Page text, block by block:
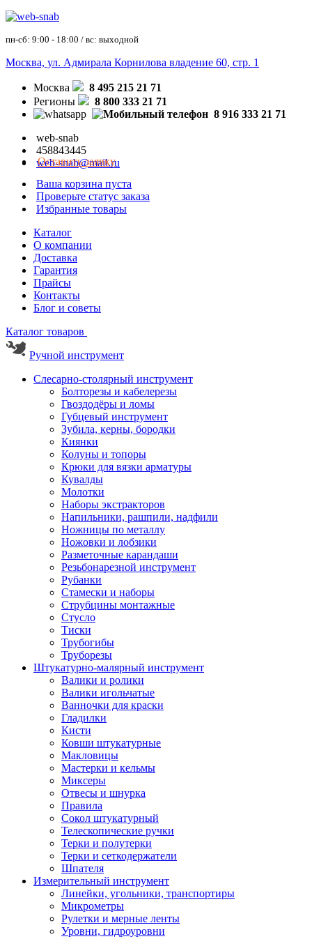
пн-сб: 9:00 - 18:00 / вс: выходной
Москва, ул. Адмирала Корнилова владение 60, стр. 1
Москва
8 495 215 21 71
Регионы
8 800 333 21 71
8 916 333 21 71
web-snab
458843445
web-snab@mail.ru
Оставить заявку
Ваша корзина пуста
Проверьте статус заказа
Избранные товары
Каталог
О компании
Доставка
Гарантия
Прайсы
Контакты
Блог и советы
Каталог товаров
Ручной инструмент
Слесарно-столярный инструмент
Болторезы и кабелерезы
Гвоздодёры и ломы
Губцевый инструмент
Зубила, керны, бородки
Киянки
Колуны и топоры
Крюки для вязки арматуры
Кувалды
Молотки
Наборы экстракторов
Напильники, рашпили, надфили
Ножницы по металлу
Ножовки и лобзики
Разметочные карандаши
Резьбонарезной инструмент
Рубанки
Стамески и наборы
Струбцины монтажные
Стусло
Тиски
Трубогибы
Труборезы
Штукатурно-малярный инструмент
Валики и ролики
Валики игольчатые
Ванночки для краски
Гладилки
Кисти
Ковши штукатурные
Макловицы
Мастерки и кельмы
Миксеры
Отвесы и шнурка
Правила
Сокол штукатурный
Телескопические ручки
Терки и полутерки
Терки и сеткодержатели
Шпателя
Измерительный инструмент
Линейки, угольники, транспортиры
Микрометры
Рулетки и мерные ленты
Уровни, гидроуровни